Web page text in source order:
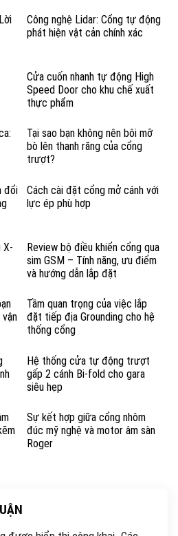
Công nghệ Lidar: Cổng tự động
phát hiện vật cản chính xác
Cửa cuốn nhanh tự động High
Speed Door cho khu chế xuất
thực phẩm
Tại sao bạn không nên bôi mỡ
bò lên thanh răng của cổng
trượt?
đổi
Cách cài đặt cổng mở cánh với
lực ép phù hợp
X-
Review bộ điều khiển cổng qua
sim GSM – Tính năng, ưu điểm
và hướng dẫn lắp đặt
Tầm quan trọng của việc lắp
đặt tiếp địa Grounding cho hệ
thống cổng
Hệ thống cửa tự động trượt
gấp 2 cánh Bi-fold cho gara
siêu hẹp
Sự kết hợp giữa cổng nhôm
đúc mỹ nghệ và motor âm sàn
Roger